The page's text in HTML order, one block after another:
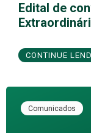
Edital de
CONTINUE
Comunicados